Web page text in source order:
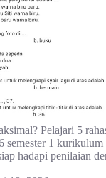
Pelajari 5
semester 1
hadapi penilaian